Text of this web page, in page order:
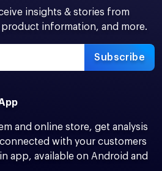
insights & stories from
information, and more.
Subscribe
and online store, get analysis
with your customers
app, available on Android and